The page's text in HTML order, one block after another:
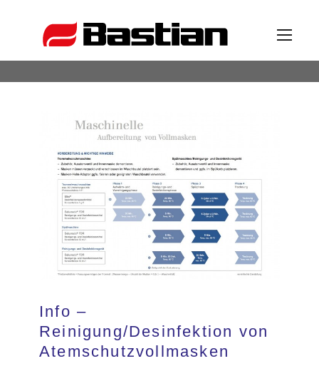
Ansprechpartner
Katalog
Partner
Kundendienst
Info –
Reinigung/Desinfektion von
Atemschutzvollmasken